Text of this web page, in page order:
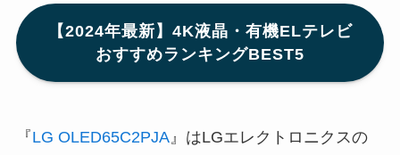
【2024年最新】4K液晶・有機ELテレビ
おすすめランキングBEST5
『LG OLED65C2PJA』はLGエレクトロニクスの